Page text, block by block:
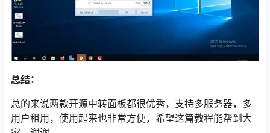
总结：
总的来说两款开源中转面板都很优秀，支持多服务器，多
用户租用，使用起来也非常方便，希望这篇教程能帮到大